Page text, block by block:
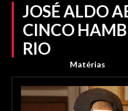
JOSÉ ALDO
CINCO
RIO
Matérias